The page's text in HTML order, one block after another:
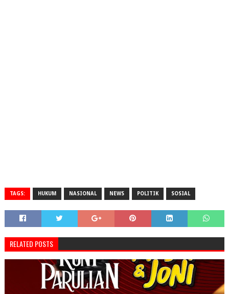
TAGS: HUKUM NASIONAL NEWS POLITIK SOSIAL
RELATED POSTS